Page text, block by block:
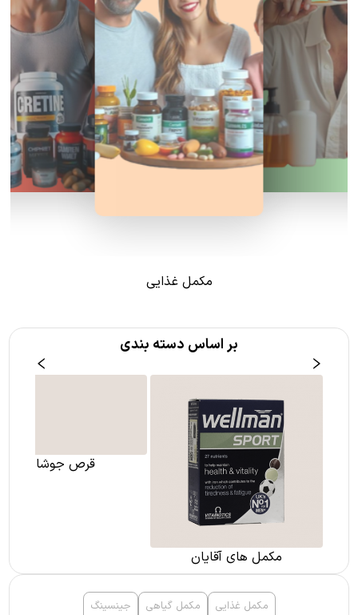
مکمل غذایی
بر اساس دسته بندی
مکمل های آقایان
قرص جوشان
مکمل غذایی مکمل گیاهی
جینسینگ